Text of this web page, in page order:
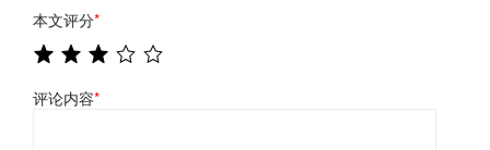
本文评分*
评论内容*